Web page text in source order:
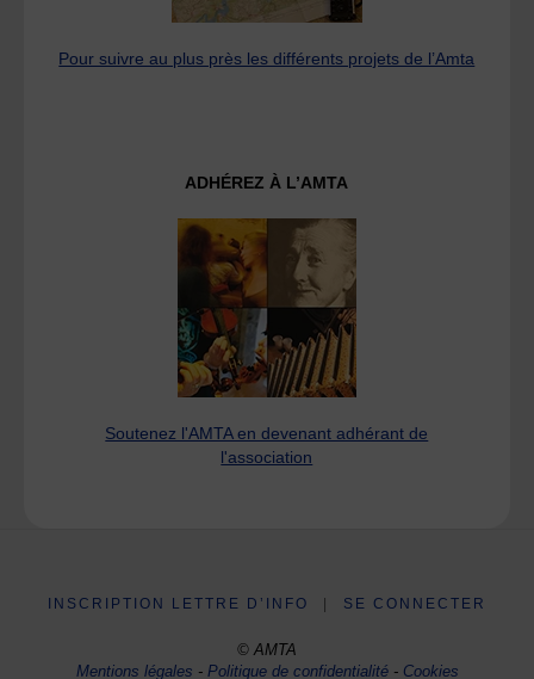
Pour suivre au plus près les différents projets de l’Amta
ADHÉREZ À L’AMTA
Soutenez l'AMTA en devenant adhérant de
l'association
INSCRIPTION LETTRE D’INFO SE CONNECTER
© AMTA
Mentions légales -Politique de confidentialité- Cookies